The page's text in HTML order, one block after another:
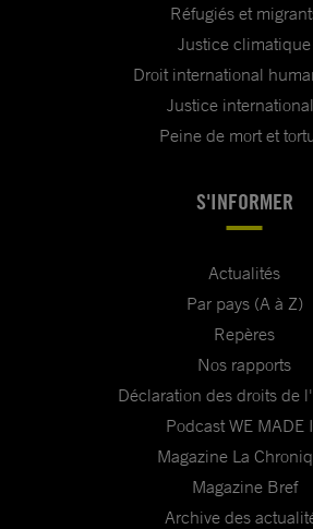
Réfugiés et
Justice climatique
Droit international
Justice
Peine de mort et
S'INFORMER
Actualités
Par pays (A à Z)
Repères
Nos rapports
Déclaration des droits de
Podcast WE MADE
Magazine La
Magazine Bref
Archive des